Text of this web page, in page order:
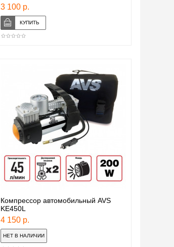
3 100 р.
Компрессор автомобильный AVS
KE450L
4 150 р.